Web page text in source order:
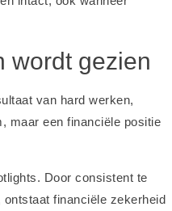
wordt gezien
van hard werken,
maar een financiële positie
Door consistent te
financiële zekerheid